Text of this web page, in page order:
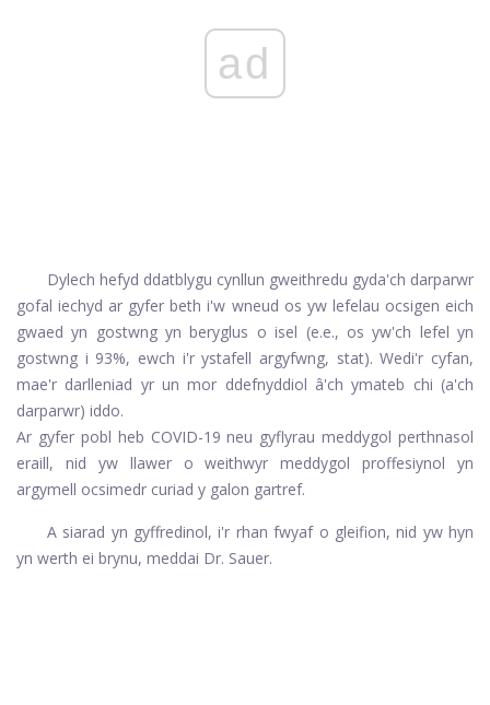
ad
Dylech hefyd ddatblygu cynllun gweithredu gyda'ch darparwr
gofal iechyd ar gyfer beth i'w wneud os yw lefelau ocsigen eich
gwaed yn gostwng yn beryglus o isel (e.e., os yw'ch lefel yn
gostwng i 93%, ewch i'r ystafell argyfwng, stat). Wedi'r cyfan,
mae'r darlleniad yr un mor ddefnyddiol â'ch ymateb chi (a'ch
darparwr) iddo.
Ar gyfer pobl heb COVID-19 neu gyflyrau meddygol perthnasol
eraill, nid yw llawer o weithwyr meddygol proffesiynol yn
argymell ocsimedr curiad y galon gartref.
A siarad yn gyffredinol, i'r rhan fwyaf o gleifion, nid yw hyn
yn werth ei brynu, meddai Dr. Sauer.